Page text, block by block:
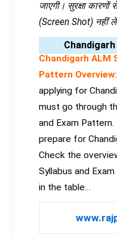
जाएगी। सुरक्षा
(Screen Shot) नहीं
Chandigarh ALM
Pattern Overview:
applying for
must go through
and Exam
prepare for
Check the
Syllabus and
in the table…